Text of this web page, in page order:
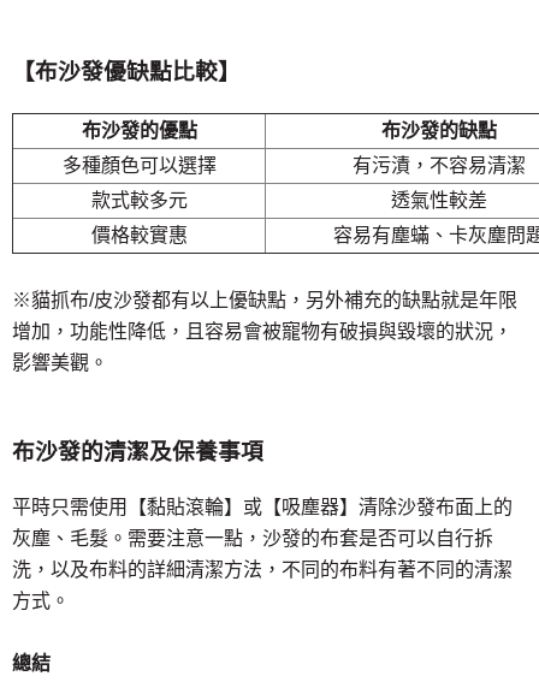
【布沙發優缺點比較】
布沙發的優點
布沙發的缺點
多種顏色可以選擇
有污漬，不容易清潔
款式較多元
透氣性較差
價格較實惠
容易有塵蟎、卡灰塵問
※貓抓布/皮沙發都有以上優缺點，另外補充的缺點就是年限
增加，功能性降低，且容易會被寵物有破損與毀壞的狀況，
影響美觀。
布沙發的清潔及保養事項
平時只需使用【黏貼滾輪】或【吸塵器】清除沙發布面上的
灰塵、毛髮。需要注意一點，沙發的布套是否可以自行拆
洗，以及布料的詳細清潔方法，不同的布料有著不同的清潔
方式。
總結